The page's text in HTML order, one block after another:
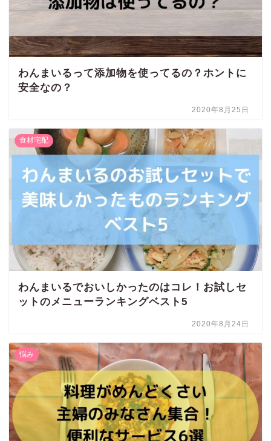
わんまいるって添加物を使ってるの？ホントに
安全なの？
2020年8月25日
食材宅配
わんまいるでおいしかったのはコレ！お試しセ
ットのメニューランキングベスト5
2020年8月24日
悩み